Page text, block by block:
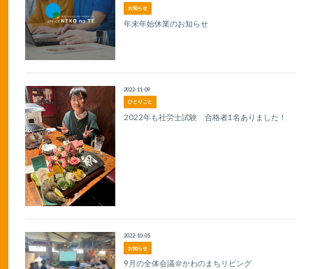
お知らせ
年末年始休業のお知らせ
ひとりごと
2022-11-09
2022年も社労士試験 合格者1名ありました！
お知らせ
2022-10-05
9月の全体会議＠かわのまちリビング